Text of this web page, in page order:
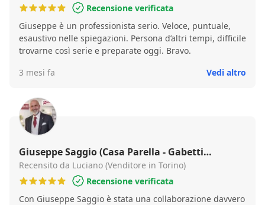
Recensione verificata
Giuseppe è un professionista serio. Veloce, puntuale,
esaustivo nelle spiegazioni. Persona d’altri tempi, difficile
trovarne così serie e preparate oggi. Bravo.
3 mesi fa
Vedi altro
Giuseppe Saggio (Casa Parella - Gabetti
Franchising)
Recensito da Luciano (Venditore in Torino)
Recensione verificata
Con Giuseppe Saggio è stata una collaborazione davvero